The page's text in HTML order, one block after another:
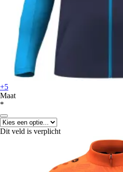
+5
Maat
*
Dit veld is verplicht